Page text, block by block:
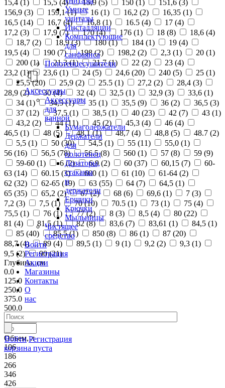
Умные
унитазы
Инсталляции
Комплектующие
для
санфаянса
Полотенцесушители
Аксессуары
Аксессуары
для
ванной
Бумагодержатели
Держатели
для
полотенец
Дозаторы,
стаканы
и
держатели
Ершики
Крючки
Мыльницы
Чистящее
средство
Войти
Регистрация
Акции
Магазины
Контакты
О
нас
Войти Регистрация
корзина пуста
15,4 (1 ) 15,5 (4) 15,9 (5) 150 (1 ) 151,6 (3)
156,9 (3) 159,1 (1) 16 (1) 16,2 (2) 16,35 (1)
16,5 (14) 16,7 (4) 16,8 (1) 16.5 (4) 17 (4)
17,2 (3) 17,9 (7) 170 (4) 176 (1) 18 (8) 18,6 (4)
18,7 (2) 18,9 (3) 180 (1) 184 (1) 19 (4)
19,5 (4) 190 (7) 198 (2) 198,2 (2) 2,3 (1) 20 (1)
200 (1) 21,3 (1) 21,7 (1) 22 (2) 23 (4)
23,2 (1) 23,6 (1) 24 (5) 24,6 (20) 240 (5) 25 (1)
25,5 (20) 25,9 (2) 25.5 (1) 27,2 (2) 28,4 (3)
28,9 (2) 30 (4) 32 (4) 32,5 (1) 32,9 (3) 33,6 (1)
34 (1) 34,5 (1) 35 (1) 35,5 (9) 36 (2) 36,5 (3)
37 (12) 37,5 (1) 38,5 (1) 40 (23) 42 (7) 43 (1)
43,2 (2) 44 (11) 45 (2) 45,3 (4) 46 (4)
46,5 (1) 48 (5) 48,1 (1) 48,7 (4) 48,8 (5) 48.7 (2)
5,5 (1) 50 (30) 54,5 (1) 55 (11) 55,0 (1)
56 (16) 56,5 (78) 56.5 (8) 560 (1) 57 (8) 59 (9)
59-60 (1) 6 (2) 6,9 (2) 60 (37) 60,15 (7)
60-
63 (14) 60.15 (3) 600 (1) 61 (10) 61-64 (2)
62 (32) 62-65 (19) 63 (55) 64 (7) 64,5 (1)
65 (35) 65,2 (2) 67 (2) 68 (6) 69,6 (1) 7 (3)
7,2 (3) 7,5 (1) 70 (10) 70.5 (1) 73 (1) 75 (4)
75,5 (1) 76 (1) 77 (2) 8 (3) 8,5 (4) 80 (22)
81 (4) 81,5 (1) 82 (8) 83,6 (7) 83,61 (1) 84,5 (1)
85 (40) 85,5 (1) 850 (8) 86 (1) 87 (20)
88,7 (4) 89 (4) 89,5 (1) 9 (1) 9,2 (2) 9,3 (1)
9,5 (2) 90 (21)
Глубина, см
0.0
125.0
250.0
375.0
500.0
Объем, л
106
186
266
346
426